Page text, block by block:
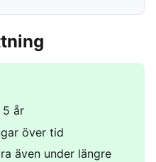
5 år
över tid
även under längre